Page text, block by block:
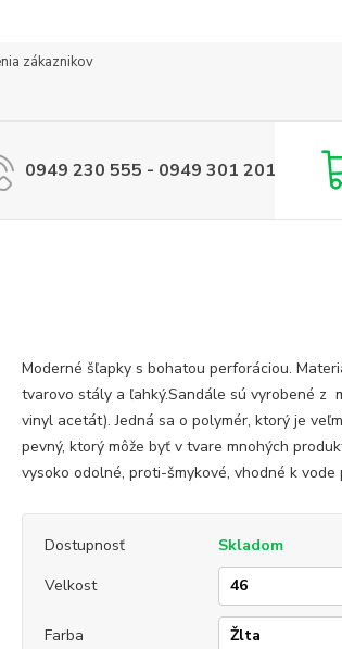
zákaznikov
0949 230 555 - 0949 301 201
Moderné šľapky s bohatou perforáciou.
tvarovo stály a ľahký.Sandále sú vyrobené z
vinyl acetát). Jedná sa o polymér, ktorý je
pevný, ktorý môže byť v tvare mnohých
vysoko odolné, proti-šmykové, vhodné k vode
Dostupnosť
Skladom
Velkost
Farba